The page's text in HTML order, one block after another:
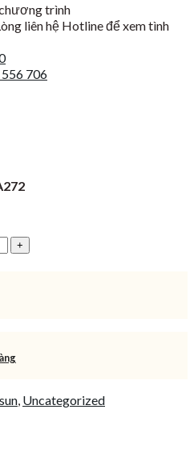
trình
liên hệ Hotline để xem tình
706
, Uncategorized